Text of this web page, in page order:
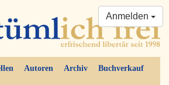
Autoren Archiv Buchverkauf
Anmelden